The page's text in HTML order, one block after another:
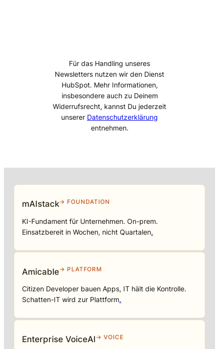
Für das Handling unseres
Newsletters nutzen wir den Dienst
HubSpot. Mehr Informationen,
insbesondere auch zu Deinem
Widerrufsrecht, kannst Du jederzeit
unserer Datenschutzerklärung
entnehmen.
mAIstack→ FOUNDATION
KI-Fundament für Unternehmen. On-prem.
Einsatzbereit in Wochen, nicht Quartalen.
Amicable→ PLATFORM
Citizen Developer bauen Apps, IT hält die Kontrolle.
Schatten-IT wird zur Plattform.
Enterprise VoiceAI→ VOICE